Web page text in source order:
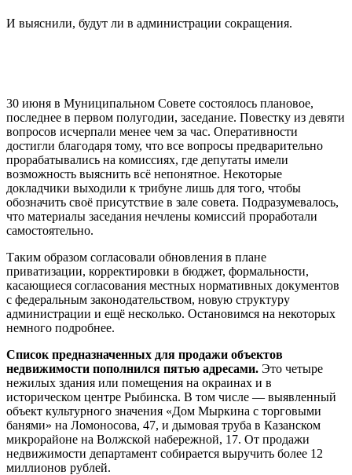
И выяснили, будут ли в администрации сокращения.
30 июня в Муниципальном Совете состоялось плановое,
последнее в первом полугодии, заседание. Повестку из девяти
вопросов исчерпали менее чем за час. Оперативности
достигли благодаря тому, что все вопросы предварительно
прорабатывались на комиссиях, где депутаты имели
возможность выяснить всё непонятное. Некоторые
докладчики выходили к трибуне лишь для того, чтобы
обозначить своё присутствие в зале совета. Подразумевалось,
что материалы заседания нечлены комиссий проработали
самостоятельно.
Таким образом согласовали обновления в плане
приватизации, корректировки в бюджет, формальности,
касающиеся согласования местных нормативных документов
с федеральным законодательством, новую структуру
администрации и ещё несколько. Остановимся на некоторых
немного подробнее.
Список предназначенных для продажи объектов
недвижимости пополнился пятью адресами. Это четыре
нежилых здания или помещения на окраинах и в
историческом центре Рыбинска. В том числе — выявленный
объект культурного значения «Дом Мыркина с торговыми
банями» на Ломоносова, 47, и дымовая труба в Казанском
микрорайоне на Волжской набережной, 17. От продажи
недвижимости департамент собирается выручить более 12
миллионов рублей.